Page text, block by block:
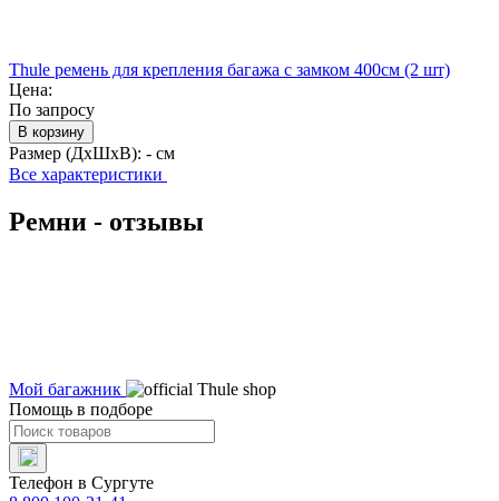
Thule ремень для крепления багажа с замком 400см (2 шт)
Цена:
По запросу
В корзину
Размер (ДхШхВ): - см
Все характеристики
Ремни - отзывы
Мой багажник
Помощь в подборе
Телефон в Сургуте